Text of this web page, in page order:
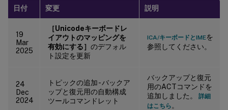
日付 変更 説明
19
Mar
2025
［Unicodeキーボードレ
イアウトのマッピングを
有効にする］ のデフォル
ト設定を更新
ICA/キーボードとIMEを
参照してください。
24
Dec
2024
トピックの追加 - バックア
ップと復元用の自動構成
ツールコマンドレット
バックアップと復元
用のACTコマンドを
追加しました。 詳細
はこちら 。